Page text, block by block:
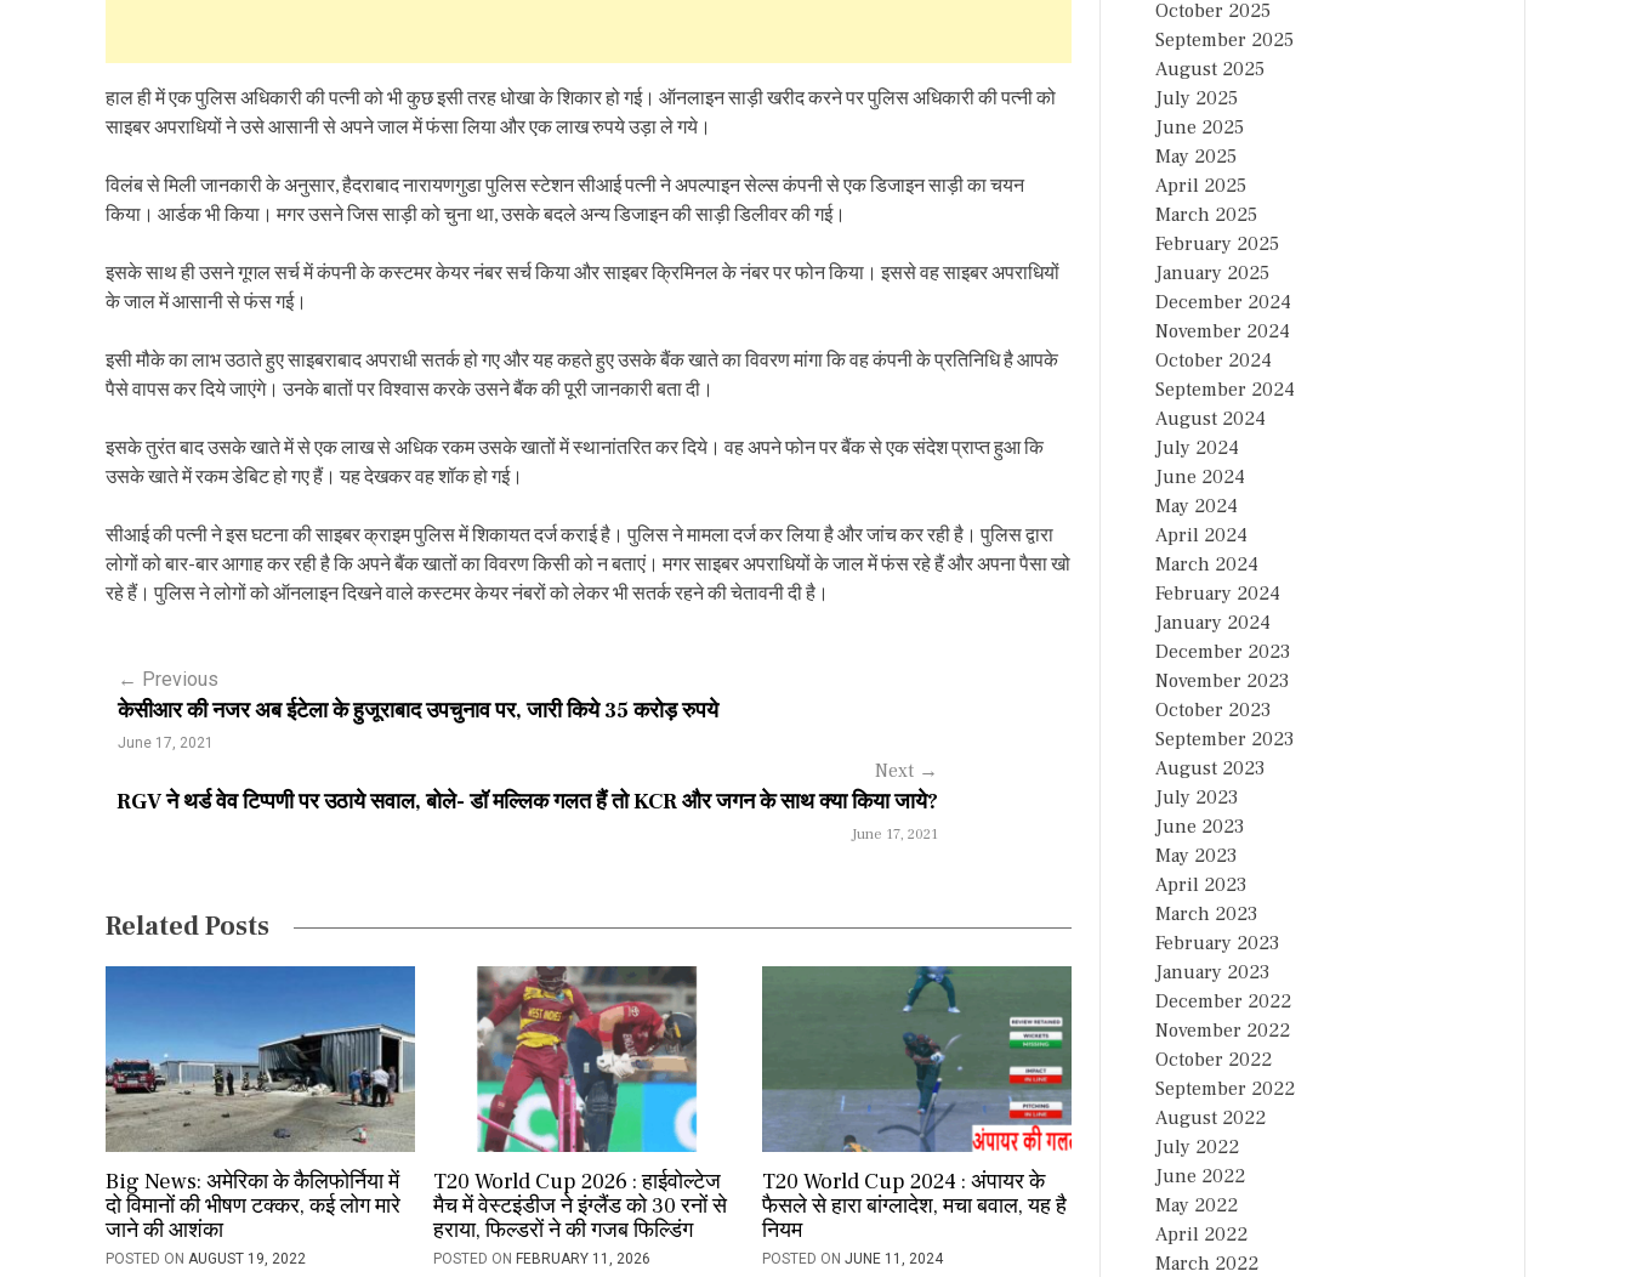
हाल ही में एक पुलिस अधिकारी की पत्नी को भी कुछ इसी तरह धोखा के शिकार हो गई। ऑनलाइन साड़ी खरीद करने पर पुलिस अधिकारी की पत्नी को
साइबर अपराधियों ने उसे आसानी से अपने जाल में फंसा लिया और एक लाख रुपये उड़ा ले गये।
विलंब से मिली जानकारी के अनुसार, हैदराबाद नारायणगुडा पुलिस स्टेशन सीआई पत्नी ने अपल्पाइन सेल्स कंपनी से एक डिजाइन साड़ी का चयन
किया। आर्डक भी किया। मगर उसने जिस साड़ी को चुना था, उसके बदले अन्य डिजाइन की साड़ी डिलीवर की गई।
इसके साथ ही उसने गूगल सर्च में कंपनी के कस्टमर केयर नंबर सर्च किया और साइबर क्रिमिनल के नंबर पर फोन किया। इससे वह साइबर अपराधियों
के जाल में आसानी से फंस गई।
इसी मौके का लाभ उठाते हुए साइबराबाद अपराधी सतर्क हो गए और यह कहते हुए उसके बैंक खाते का विवरण मांगा कि वह कंपनी के प्रतिनिधि है आपके
पैसे वापस कर दिये जाएंगे। उनके बातों पर विश्वास करके उसने बैंक की पूरी जानकारी बता दी।
इसके तुरंत बाद उसके खाते में से एक लाख से अधिक रकम उसके खातों में स्थानांतरित कर दिये। वह अपने फोन पर बैंक से एक संदेश प्राप्त हुआ कि
उसके खाते में रकम डेबिट हो गए हैं। यह देखकर वह शॉक हो गई।
सीआई की पत्नी ने इस घटना की साइबर क्राइम पुलिस में शिकायत दर्ज कराई है। पुलिस ने मामला दर्ज कर लिया है और जांच कर रही है। पुलिस द्वारा
लोगों को बार-बार आगाह कर रही है कि अपने बैंक खातों का विवरण किसी को न बताएं। मगर साइबर अपराधियों के जाल में फंस रहे हैं और अपना पैसा खो
रहे हैं। पुलिस ने लोगों को ऑनलाइन दिखने वाले कस्टमर केयर नंबरों को लेकर भी सतर्क रहने की चेतावनी दी है।
P
v
g
a
t
i
o
n
← Previous
केसीआर की नजर अब ईटेला के हुजूराबाद उपचुनाव पर, जारी किये 35 करोड़ रुपये
June 17, 2021
Next →
RGV ने थर्ड वेव टिप्पणी पर उठाये सवाल, बोले- डॉ मल्लिक गलत हैं तो KCR और जगन के साथ क्या किया जाये?
June 17, 2021
Related Posts
Big News: अमेरिका के कैलिफोर्निया में
दो विमानों की भीषण टक्कर, कई लोग मारे
जाने की आशंका
POSTED ON AUGUST 19, 2022
T20 World Cup 2026 : हाईवोल्टेज
मैच में वेस्टइंडीज ने इंग्लैंड को 30 रनों से
हराया, फिल्डरों ने की गजब फिल्डिंग
POSTED ONFEBRUARY 11, 2026
T20 World Cup 2024 : अंपायर के
फैसले से हारा बांग्लादेश, मचा बवाल, यह है
नियम
POSTED ON JUNE 11, 2024
October 2025
September 2025
August 2025
July 2025
June 2025
May 2025
April 2025
March 2025
February 2025
January 2025
December 2024
November 2024
October 2024
September 2024
August 2024
July 2024
June 2024
May 2024
April 2024
March 2024
February 2024
January 2024
December 2023
November 2023
October 2023
September 2023
August 2023
July 2023
June 2023
May 2023
April 2023
March 2023
February 2023
January 2023
December 2022
November 2022
October 2022
September 2022
August 2022
July 2022
June 2022
May 2022
April 2022
March 2022